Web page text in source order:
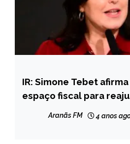
BRASIL
NOTÍCIAS
IR: Simone Tebet
espaço fiscal para
Aranãs FM 4 anos